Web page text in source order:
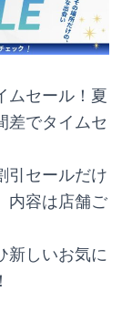
ムセール！夏
差でタイムセ
引セールだけ
内容は店舗ご
新しいお気に